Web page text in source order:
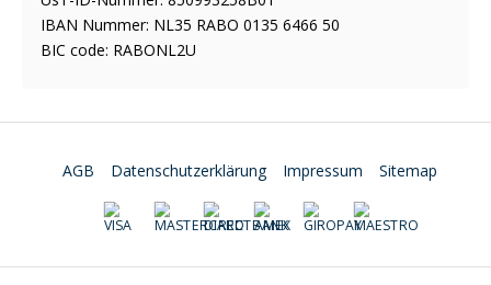
IBAN Nummer: NL35 RABO 0135 6466 50
BIC code: RABONL2U
AGB Datenschutzerklärung Impressum Sitemap